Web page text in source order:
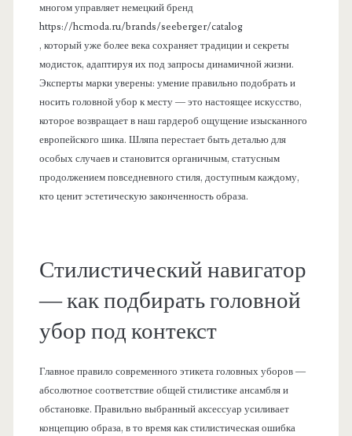
многом управляет немецкий бренд
https://hcmoda.ru/brands/seeberger/catalog
, который уже более века сохраняет традиции и секреты
модисток, адаптируя их под запросы динамичной жизни.
Эксперты марки уверены: умение правильно подобрать и
носить головной убор к месту — это настоящее искусство,
которое возвращает в наш гардероб ощущение изысканного
европейского шика. Шляпа перестает быть деталью для
особых случаев и становится органичным, статусным
продолжением повседневного стиля, доступным каждому,
кто ценит эстетическую законченность образа.
Стилистический навигатор
— как подбирать головной
убор под контекст
Главное правило современного этикета головных уборов —
абсолютное соответствие общей стилистике ансамбля и
обстановке. Правильно выбранный аксессуар усиливает
концепцию образа, в то время как стилистическая ошибка